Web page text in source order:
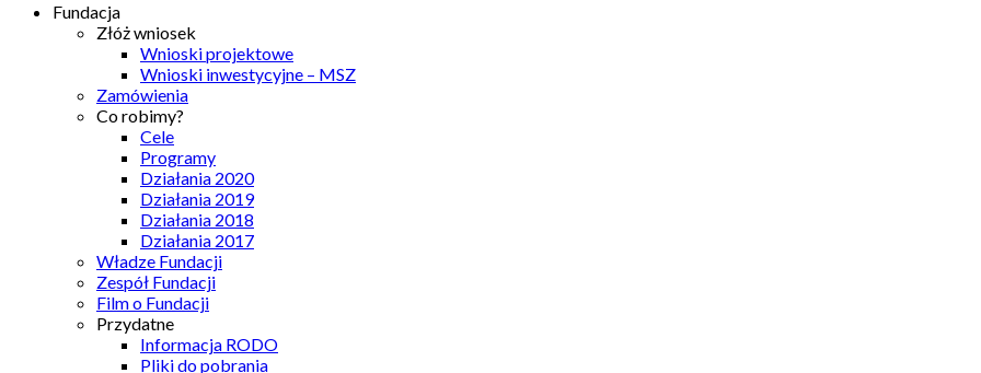
Fundacja
Złóż wniosek
Wnioski projektowe
Wnioski inwestycyjne – MSZ
Zamówienia
Co robimy?
Cele
Programy
Działania 2020
Działania 2019
Działania 2018
Działania 2017
Władze Fundacji
Zespół Fundacji
Film o Fundacji
Przydatne
Informacja RODO
Pliki do pobrania